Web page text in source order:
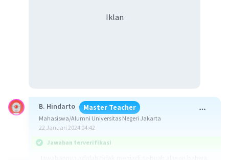
Iklan
B. Hindarto Master Teacher
Mahasiswa/Alumni Universitas Negeri Jakarta
22 Januari 2024 04:42
Jawaban terverifikasi